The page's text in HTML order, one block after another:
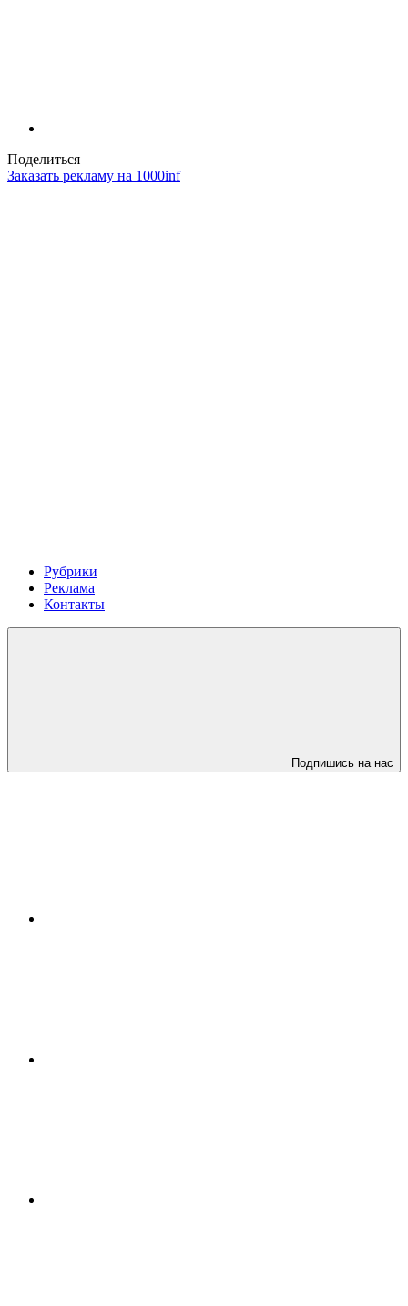
Поделиться
Заказать рекламу на 1000inf
Рубрики
Реклама
Контакты
Подпишись на нас